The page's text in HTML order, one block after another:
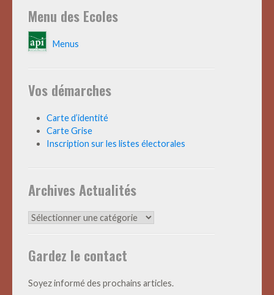
Menu des Ecoles
Menus
Vos démarches
Carte d’identité
Carte Grise
Inscription sur les listes électorales
Archives Actualités
Archives
Gardez le contact
Soyez informé des prochains articles.